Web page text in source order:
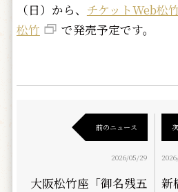
（日）から、 チケットWeb松
松竹
で発売予定です。
前のニュース
2026/05/29
大阪松竹座「御名残五
新